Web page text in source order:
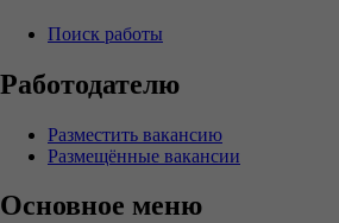
Поиск работы
Работодателю
Разместить вакансию
Размещённые вакансии
Основное меню